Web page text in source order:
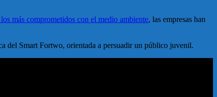
más comprometidos con el medio ambiente, las empresas han
del Smart Fortwo, orientada a persuadir un público juvenil.